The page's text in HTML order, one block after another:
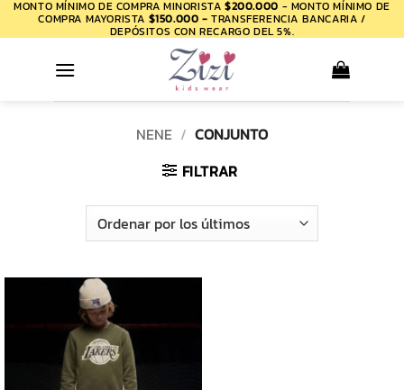
Saltar
al
MONTO MÍNIMO DE COMPRA MINORISTA$200.000 - MONTO MÍNIMO DE
COMPRA MAYORISTA $150.000 - TRANSFERENCIA BANCARIA /
DEPÓSITOS CON RECARGO DEL 5%.
NENE / CONJUNTO
FILTRAR